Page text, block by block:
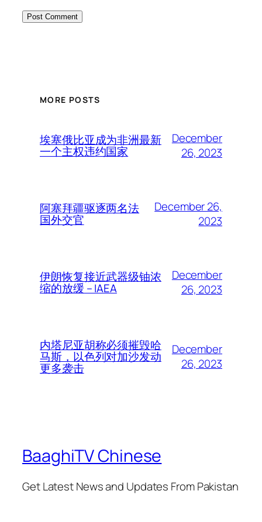
MORE POSTS
埃塞俄比亚成为非洲最新
一个主权违约国家
December
26, 2023
阿塞拜疆驱逐两名法
国外交官
December 26,
2023
伊朗恢复接近武器级铀浓
缩的放缓 – IAEA
December
26, 2023
内塔尼亚胡称必须摧毁哈
马斯，以色列对加沙发动
更多袭击
December
26, 2023
BaaghiTV Chinese
Get Latest News and Updates From Pakistan